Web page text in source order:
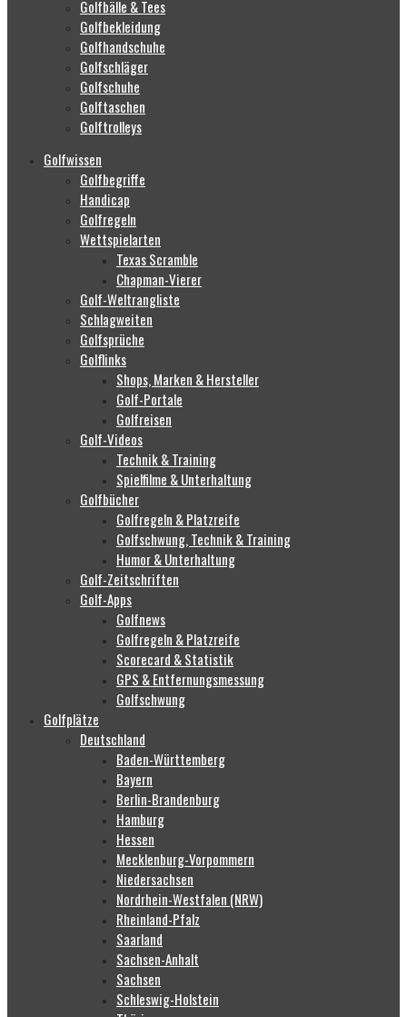
Golfbälle & Tees
Golfbekleidung
Golfhandschuhe
Golfschläger
Golfschuhe
Golftaschen
Golftrolleys
Golfwissen
Golfbegriffe
Handicap
Golfregeln
Wettspielarten
Texas Scramble
Chapman-Vierer
Golf-Weltrangliste
Schlagweiten
Golfsprüche
Golflinks
Shops, Marken & Hersteller
Golf-Portale
Golfreisen
Golf-Videos
Technik & Training
Spielfilme & Unterhaltung
Golfbücher
Golfregeln & Platzreife
Golfschwung, Technik & Training
Humor & Unterhaltung
Golf-Zeitschriften
Golf-Apps
Golfnews
Golfregeln & Platzreife
Scorecard & Statistik
GPS & Entfernungsmessung
Golfschwung
Golfplätze
Deutschland
Baden-Württemberg
Bayern
Berlin-Brandenburg
Hamburg
Hessen
Mecklenburg-Vorpommern
Niedersachsen
Nordrhein-Westfalen (NRW)
Rheinland-Pfalz
Saarland
Sachsen-Anhalt
Sachsen
Schleswig-Holstein